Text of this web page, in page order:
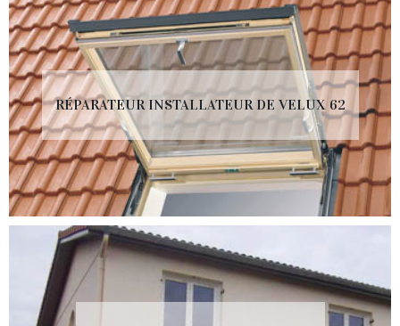
RÉPARATEUR INSTALLATEUR DE VELUX 62